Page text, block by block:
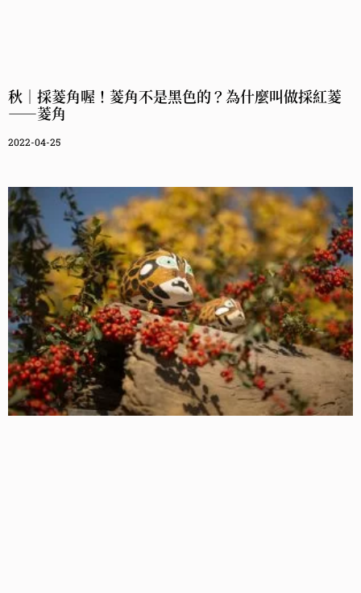
秋｜採菱角喔！菱角不是黑色的？為什麼叫做採紅菱
——菱角
2022-04-25